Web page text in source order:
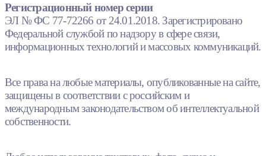
Регистрационный номер серии
ЭЛ № ФС 77-72266 от 24.01.2018. Зарегистрировано
Федеральной службой по надзору в сфере связи,
информационных технологий и массовых коммуникаций.
Все права на любые материалы, опубликованные на сайте,
защищены в соответствии с российским и
международным законодательством об интеллектуальной
собственности.